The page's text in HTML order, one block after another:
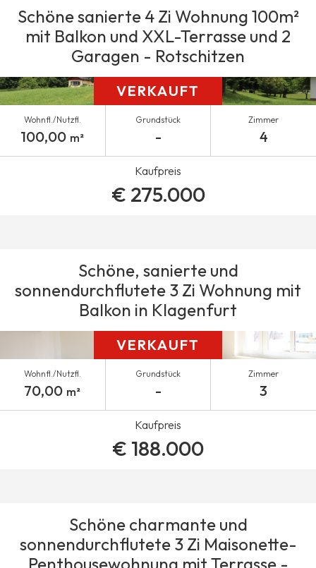
Schöne sanierte 4 Zi Wohnung 100m²
mit Balkon und XXL-Terrasse und 2
Garagen - Rotschitzen
VERKAUFT
Wohnfl./Nutzfl.
100,00 m²
Grundstück
-
Zimmer
4
Kaufpreis
€ 275.000
Schöne, sanierte und
sonnendurchflutete 3 Zi Wohnung mit
Balkon in Klagenfurt
VERKAUFT
Wohnfl./Nutzfl.
70,00 m²
Grundstück
-
Zimmer
3
Kaufpreis
€ 188.000
Schöne charmante und
sonnendurchflutete 3 Zi Maisonette-
Penthousewohnung mit Terrasse -